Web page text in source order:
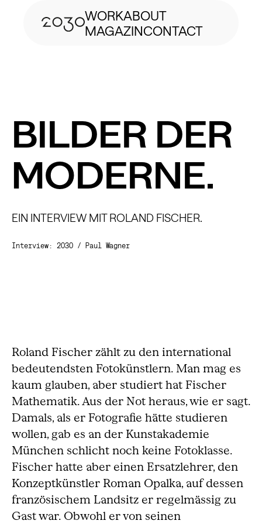
WORKABOUT
MAGAZINCONTACT
BILDER DER
MODERNE.
EIN INTERVIEW MIT ROLAND FISCHER.
Interview: 2030 / Paul Wagner
Roland Fischer zählt zu den international
bedeutendsten Fotokünstlern. Man mag es
kaum glauben, aber studiert hat Fischer
Mathematik. Aus der Not heraus, wie er sagt.
Damals, als er Fotografie hätte studieren
wollen, gab es an der Kunstakademie
München schlicht noch keine Fotoklasse.
Fischer hatte aber einen Ersatzlehrer, den
Konzeptkünstler Roman Opalka, auf dessen
französischem Landsitz er regelmässig zu
Gast war. Obwohl er von seinen